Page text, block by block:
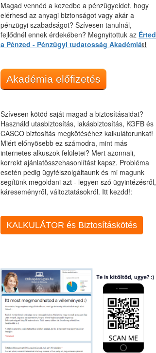
Magad vennéd a kezedbe a pénzügyeidet, hogy
elérhesd az anyagi biztonságot vagy akár a
pénzügyi szabadságot? Szívesen tanulnál,
fejlődnél ennek érdekében? Megnyitottuk az Érted
a Pénzed - Pénzügyi tudatosság Akadémiát!
Akadémia előfizetés
Szívesen kötöd saját magad a biztosításaidat?
Használd utasbiztosítás, lakásbiztosítás, KGFB és
CASCO biztosítás megkötéséhez kalkulátorunkat!
Miért előnyösebb ez számodra, mint más
internetes alkuszok felületei? Mert azonnali,
korrekt ajánlatösszehasonlítást kapsz. Probléma
esetén pedig ügyfélszolgáltaunk és mi magunk
segítünk megoldani azt - legyen szó ügyintézésről,
káreseményről, változtatásokról. Itt kezdd!:
KALKULÁTOR és Biztosításkötés